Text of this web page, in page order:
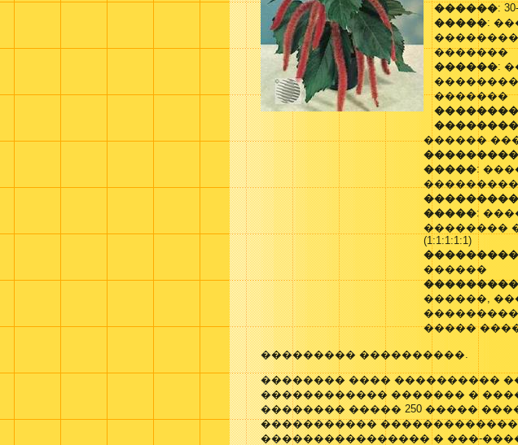
������:
�����:
��������
�������
������:
�������
������
���������
�����:
���������
�����:
��������
(1:1:1:1:1)
������
������,
�����
��������� ����������.
�������� ���� ����������
������������ ������� �
�������� ����� 250 �����
�����������
���������������� � ���-